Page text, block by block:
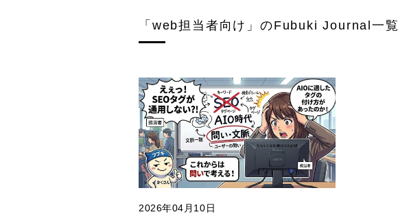
「web担当者向け」のFubuki Journal一覧
2026年04月10日